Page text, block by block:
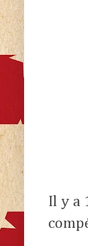
Il y a